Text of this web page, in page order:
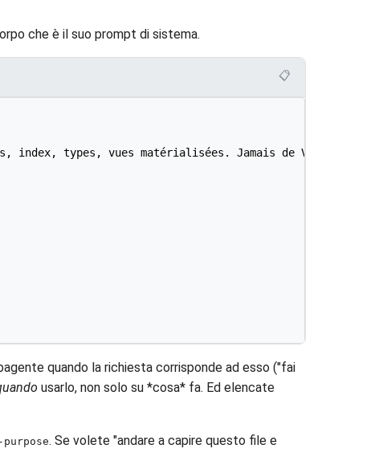
che è il suo prompt di sistema.
📋
types, vues matérialisées. Jamais de VARCHAR.
quando la richiesta corrisponde ad esso ("fai
usarlo, non solo su *cosa* fa. Ed elencate
. Se volete "andare a capire questo file e